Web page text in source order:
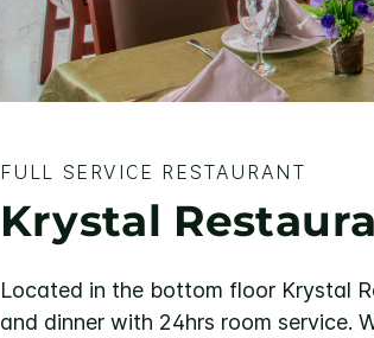
FULL SERVICE RESTAURANT
Krystal
Located in the bottom floor Krystal
and dinner with 24hrs room service.